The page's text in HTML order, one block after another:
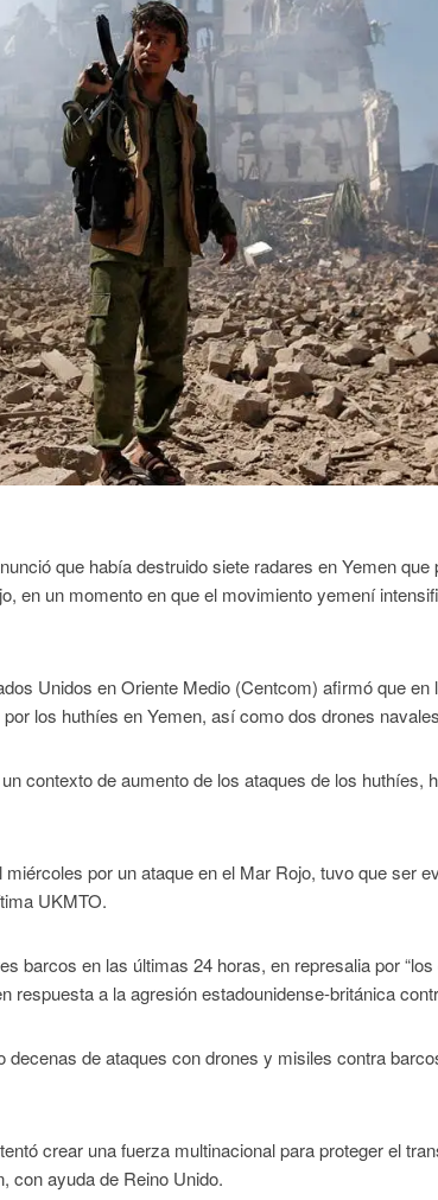
que había destruido siete radares en Yemen
en un momento en que el movimiento yemení
Unidos en Oriente Medio (Centcom) afirmó que
los huthíes en Yemen, así como dos drones
contexto de aumento de los ataques de los huthíes,
por un ataque en el Mar Rojo, tuvo que ser
UKMTO.
barcos en las últimas 24 horas, en represalia por
respuesta a la agresión estadounidense-británica
de ataques con drones y misiles contra
crear una fuerza multinacional para proteger el
con ayuda de Reino Unido.